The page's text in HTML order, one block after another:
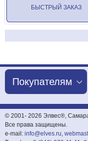
БЫСТРЫЙ ЗАКАЗ
Покупателям
© 2001- 2026 Элвес®,
Все права защищены.
e-mail: info@elves.ru,